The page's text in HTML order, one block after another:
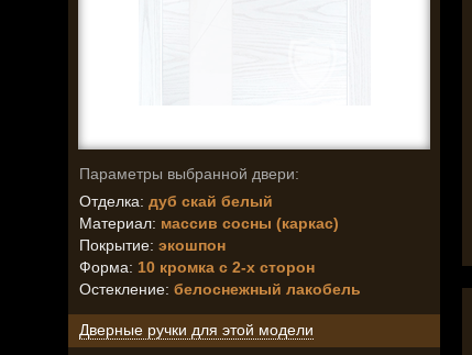
Параметры выбранной двери:
Отделка: дуб скай белый
Материал: массив сосны (каркас)
Покрытие: экошпон
Форма: 10 кромка с 2-х сторон
Остекление: белоснежный лакобель
Дверные ручки для этой модели